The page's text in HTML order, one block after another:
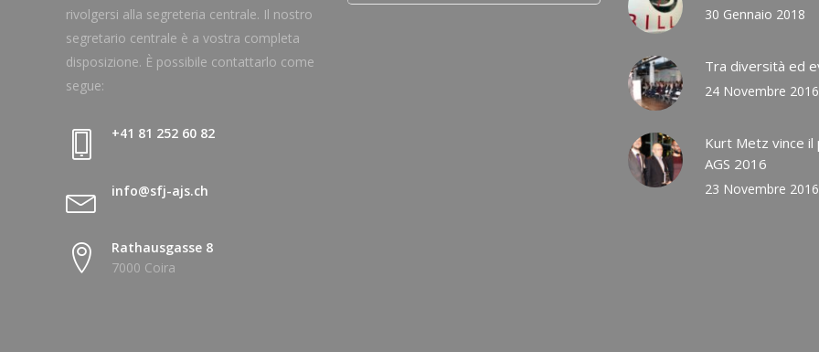
rivolgersi alla segreteria centrale. Il nostro
segretario centrale è a vostra completa
disposizione. È possibile contattarlo come
segue:
+41 81 252 60 82
info@sfj-ajs.ch
Rathausgasse 8
7000 Coira
30 Gennaio 2018
Tra diversità ed
24 Novembre 2016
Kurt Metz vince il
AGS 2016
23 Novembre 2016